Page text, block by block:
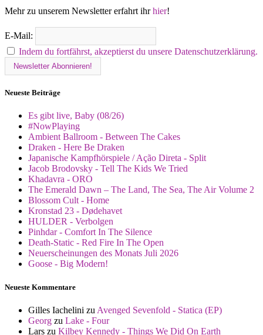
Mehr zu unserem Newsletter erfahrt ihrhier!
E-Mail:
Indem du fortfährst, akzeptierst du unsere Datenschutzerklärung.
Neueste Beiträge
Es gibt live, Baby (08/26)
#NowPlaying
Ambient Ballroom - Between The Cakes
Draken - Here Be Draken
Japanische Kampfhörspiele / Ação Direta - Split
Jacob Brodovsky - Tell The Kids We Tried
Khadavra - ORO
The Emerald Dawn – The Land, The Sea, The Air Volume 2
Blossom Cult - Home
Kronstad 23 - Dødehavet
HULDER - Verbolgen
Pinhdar - Comfort In The Silence
Death-Static - Red Fire In The Open
Neuerscheinungen des Monats Juli 2026
Goose - Big Modern!
Neueste Kommentare
Gilles Iachelini zu Avenged Sevenfold - Statica (EP)
Georg zu Lake - Four
Lars zu Kilbey Kennedy - Things We Did On Earth